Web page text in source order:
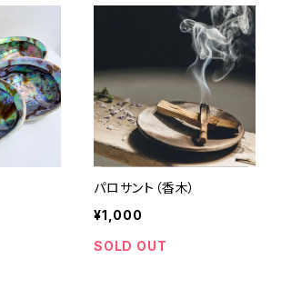
パロサント（香木）
¥1,000
SOLD OUT